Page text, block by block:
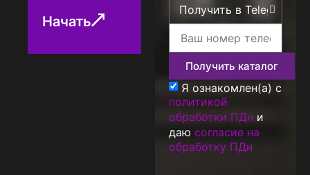
Начать
Получить каталог
Я ознакомлен(а) с
политикой
обработки ПДн и
даю согласие на
обработку ПДн